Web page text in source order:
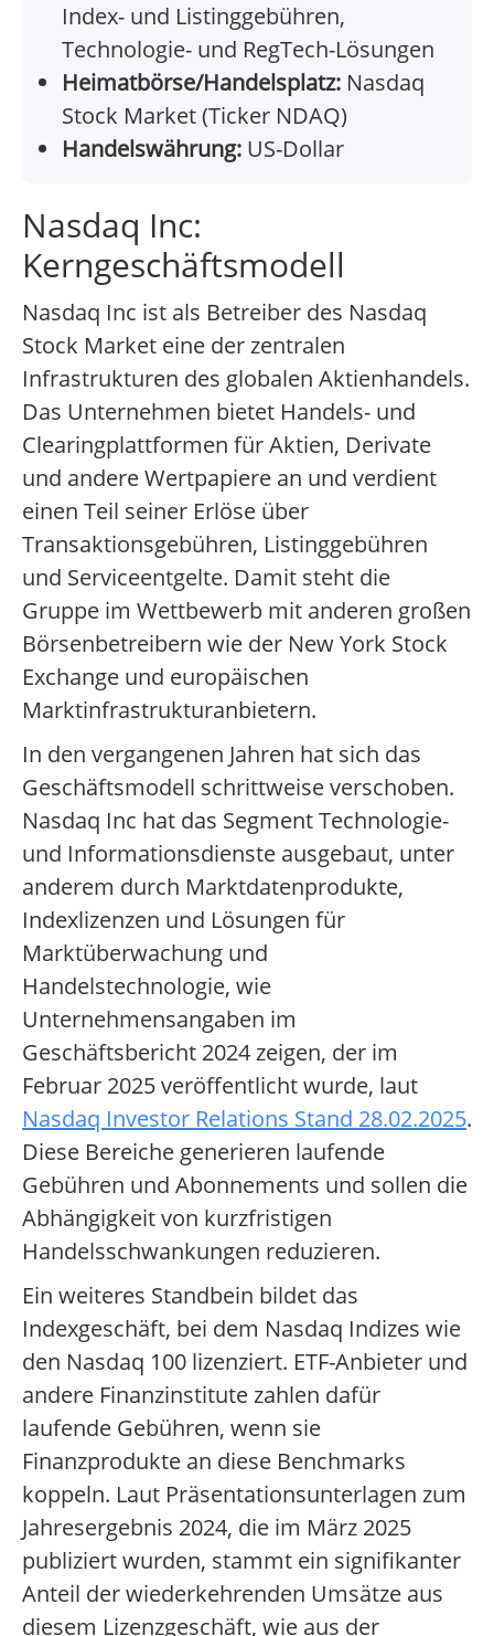
Index- und Listinggebühren,
Technologie- und RegTech-Lösungen
Heimatbörse/Handelsplatz: Nasdaq
Stock Market (Ticker NDAQ)
Handelswährung: US-Dollar
Nasdaq Inc:
Kerngeschäftsmodell
Nasdaq Inc ist als Betreiber des Nasdaq
Stock Market eine der zentralen
Infrastrukturen des globalen Aktienhandels.
Das Unternehmen bietet Handels- und
Clearingplattformen für Aktien, Derivate
und andere Wertpapiere an und verdient
einen Teil seiner Erlöse über
Transaktionsgebühren, Listinggebühren
und Serviceentgelte. Damit steht die
Gruppe im Wettbewerb mit anderen großen
Börsenbetreibern wie der New York Stock
Exchange und europäischen
Marktinfrastrukturanbietern.
In den vergangenen Jahren hat sich das
Geschäftsmodell schrittweise verschoben.
Nasdaq Inc hat das Segment Technologie-
und Informationsdienste ausgebaut, unter
anderem durch Marktdatenprodukte,
Indexlizenzen und Lösungen für
Marktüberwachung und
Handelstechnologie, wie
Unternehmensangaben im
Geschäftsbericht 2024 zeigen, der im
Februar 2025 veröffentlicht wurde, laut
Nasdaq Investor Relations Stand 28.02.2025.
Diese Bereiche generieren laufende
Gebühren und Abonnements und sollen die
Abhängigkeit von kurzfristigen
Handelsschwankungen reduzieren.
Ein weiteres Standbein bildet das
Indexgeschäft, bei dem Nasdaq Indizes wie
den Nasdaq 100 lizenziert. ETF-Anbieter und
andere Finanzinstitute zahlen dafür
laufende Gebühren, wenn sie
Finanzprodukte an diese Benchmarks
koppeln. Laut Präsentationsunterlagen zum
Jahresergebnis 2024, die im März 2025
publiziert wurden, stammt ein signifikanter
Anteil der wiederkehrenden Umsätze aus
diesem Lizenzgeschäft, wie aus der